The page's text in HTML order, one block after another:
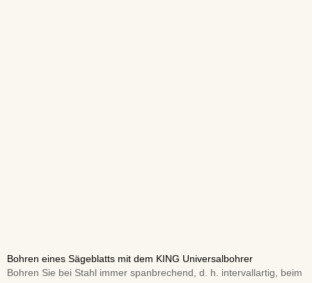
Bohren eines Sägeblatts mit dem KING Universalbohrer
Bohren Sie bei Stahl immer spanbrechend, d. h. intervallartig, beim